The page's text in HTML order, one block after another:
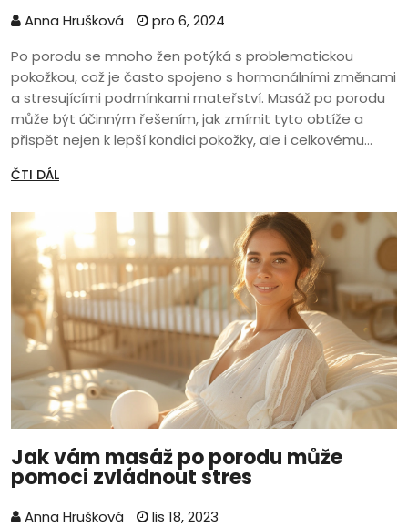
Anna Hrušková
pro 6, 2024
Po porodu se mnoho žen potýká s problematickou
pokožkou, což je často spojeno s hormonálními změnami
a stresujícími podmínkami mateřství. Masáž po porodu
může být účinným řešením, jak zmírnit tyto obtíže a
přispět nejen k lepší kondici pokožky, ale i celkovému
oběh, ale také podporují produkci kolagenu, což přispívá
tipy a důvody, proč by každý nový rodič měl zvážit
zařazení masáže do svého zdravého životního stylu.
ČTI DÁL
Jak vám masáž po porodu může
pomoci zvládnout stres
Anna Hrušková
lis 18, 2023